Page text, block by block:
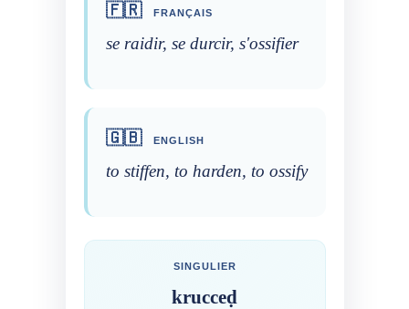
🇫🇷 FRANÇAIS
se raidir, se durcir, s'ossifier
🇬🇧 ENGLISH
to stiffen, to harden, to ossify
SINGULIER
krucceḍ